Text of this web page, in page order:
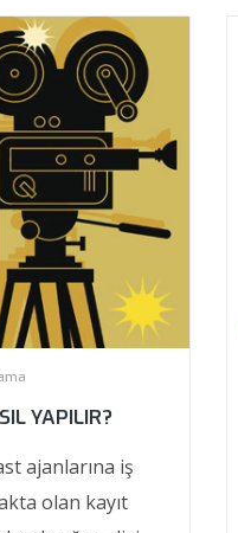
YAPILIR?
ajanlarına iş
olan kayıt